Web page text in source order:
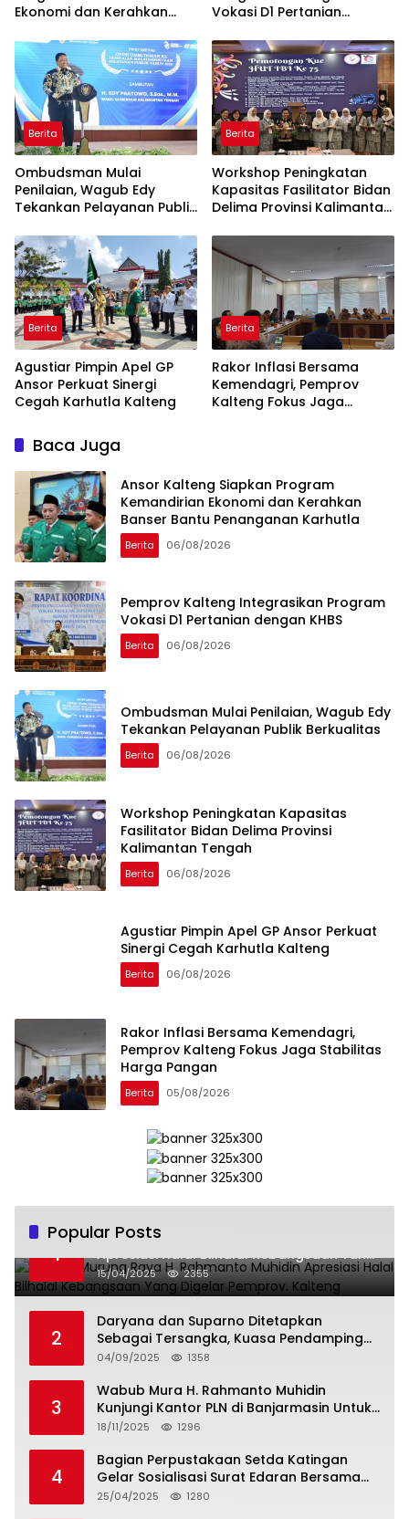
Ekonomi dan Kerahkan
Karhutla
Vokasi D1 Pertanian
Berita
Ombudsman Mulai
Penilaian, Wagub Edy
Tekankan Pelayanan Publik
Berita
Workshop Peningkatan
Kapasitas Fasilitator Bidan
Delima Provinsi Kalimantan
Berita
Agustiar Pimpin Apel GP
Ansor Perkuat Sinergi
Cegah Karhutla Kalteng
Berita
Rakor Inflasi Bersama
Kemendagri, Pemprov
Kalteng Fokus Jaga
Baca Juga
Ansor Kalteng Siapkan Program
Kemandirian Ekonomi dan Kerahkan
Banser Bantu Penanganan Karhutla
Berita 06/08/2026
Pemprov Kalteng Integrasikan Program
Vokasi D1 Pertanian dengan KHBS
Berita 06/08/2026
Ombudsman Mulai Penilaian, Wagub Edy
Tekankan Pelayanan Publik Berkualitas
Berita 06/08/2026
Workshop Peningkatan Kapasitas
Fasilitator Bidan Delima Provinsi
Kalimantan Tengah
Berita 06/08/2026
Agustiar Pimpin Apel GP Ansor Perkuat
Sinergi Cegah Karhutla Kalteng
Berita 06/08/2026
Rakor Inflasi Bersama Kemendagri,
Pemprov Kalteng Fokus Jaga Stabilitas
Harga Pangan
Berita 05/08/2026
Popular Posts
1
Wabup Murung Raya H. Rahmanto Muhidin
Apresiasi Halal Bilhalal Kebangsaan Yang
Digelar Pemprov. Kalteng
15/04/2025 2355
2
Daryana dan Suparno Ditetapkan
Sebagai Tersangka, Kuasa Pendamping
Men Gumpul: “Ini Diskriminasi Hukum, Kami
04/09/2025 1358
3
Wabub Mura H. Rahmanto Muhidin
Kunjungi Kantor PLN di Banjarmasin Untuk
Usulkan Program Listrik Desa Tahun 2026
18/11/2025 1296
4
Bagian Perpustakaan Setda Katingan
Gelar Sosialisasi Surat Edaran Bersama
Tentang Budaya Literasi Membaca
25/04/2025 1280